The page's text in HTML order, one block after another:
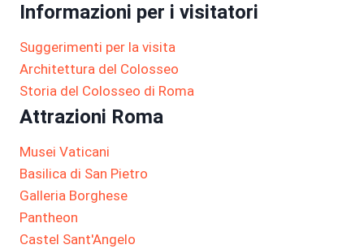
Informazioni per i visitatori
Suggerimenti per la visita
Architettura del Colosseo
Storia del Colosseo di Roma
Attrazioni Roma
Musei Vaticani
Basilica di San Pietro
Galleria Borghese
Pantheon
Castel Sant'Angelo